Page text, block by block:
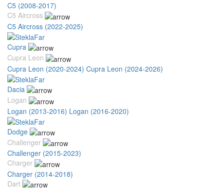
C5 (2008-2017)
C5 Aircross
C5 Aircross (2022-2025)
Cupra
Cupra Leon
Cupra Leon (2020-2024) Cupra Leon (2024-2026)
Dacia
Logan
Logan (2013-2016) Logan (2016-2020)
Dodge
Challenger
Challenger (2015-2023)
Charger
Charger (2014-2018)
Dart